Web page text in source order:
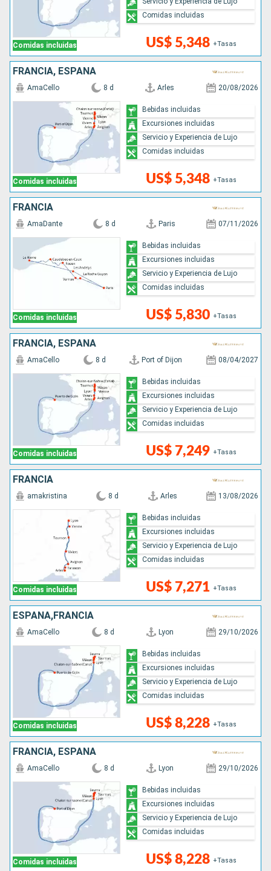
Comidas incluidas US$ 5,348 +Tasas
Comidas incluidas
FRANCIA, ESPAÑA
Comidas incluidas
AmaCello 8 d Arles 20/08/2026
US$ 5,348 +Tasas
Bebidas incluidas
Excursiones incluidas
Servicio y Experiencia de Lujo
Comidas incluidas
FRANCIA
Comidas incluidas
AmaDante 8 d Paris 07/11/2026
US$ 5,830 +Tasas
Bebidas incluidas
Excursiones incluidas
Servicio y Experiencia de Lujo
Comidas incluidas
FRANCIA, ESPAÑA
Comidas incluidas
AmaCello 8 d Port of Dijon 08/04/2027
US$ 7,249 +Tasas
Bebidas incluidas
Excursiones incluidas
Servicio y Experiencia de Lujo
Comidas incluidas
FRANCIA
Comidas incluidas
amakristina 8 d Arles 13/08/2026
US$ 7,271 +Tasas
Bebidas incluidas
Excursiones incluidas
Servicio y Experiencia de Lujo
Comidas incluidas
ESPAÑA,FRANCIA
Comidas incluidas
AmaCello 8 d Lyon 29/10/2026
US$ 8,228 +Tasas
Bebidas incluidas
Excursiones incluidas
Servicio y Experiencia de Lujo
Comidas incluidas
FRANCIA, ESPAÑA
Comidas incluidas
AmaCello 8 d Lyon 29/10/2026
US$ 8,228 +Tasas
Bebidas incluidas
Excursiones incluidas
Servicio y Experiencia de Lujo
Comidas incluidas